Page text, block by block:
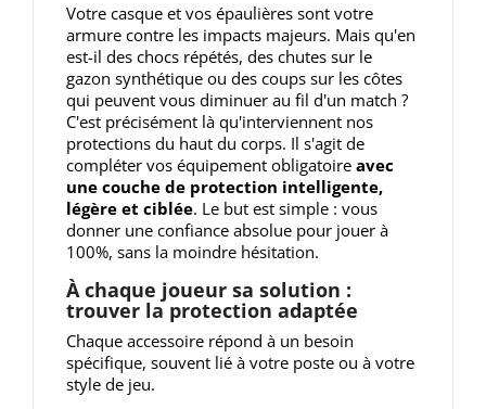
Votre casque et vos épaulières sont votre
armure contre les impacts majeurs. Mais qu'en
est-il des chocs répétés, des chutes sur le
gazon synthétique ou des coups sur les côtes
qui peuvent vous diminuer au fil d'un match ?
C'est précisément là qu'interviennent nos
protections du haut du corps. Il s'agit de
compléter vos équipement obligatoire avec
une couche de protection intelligente,
légère et ciblée. Le but est simple : vous
donner une confiance absolue pour jouer à
100%, sans la moindre hésitation.
À chaque joueur sa solution :
trouver la protection adaptée
Chaque accessoire répond à un besoin
spécifique, souvent lié à votre poste ou à votre
style de jeu.